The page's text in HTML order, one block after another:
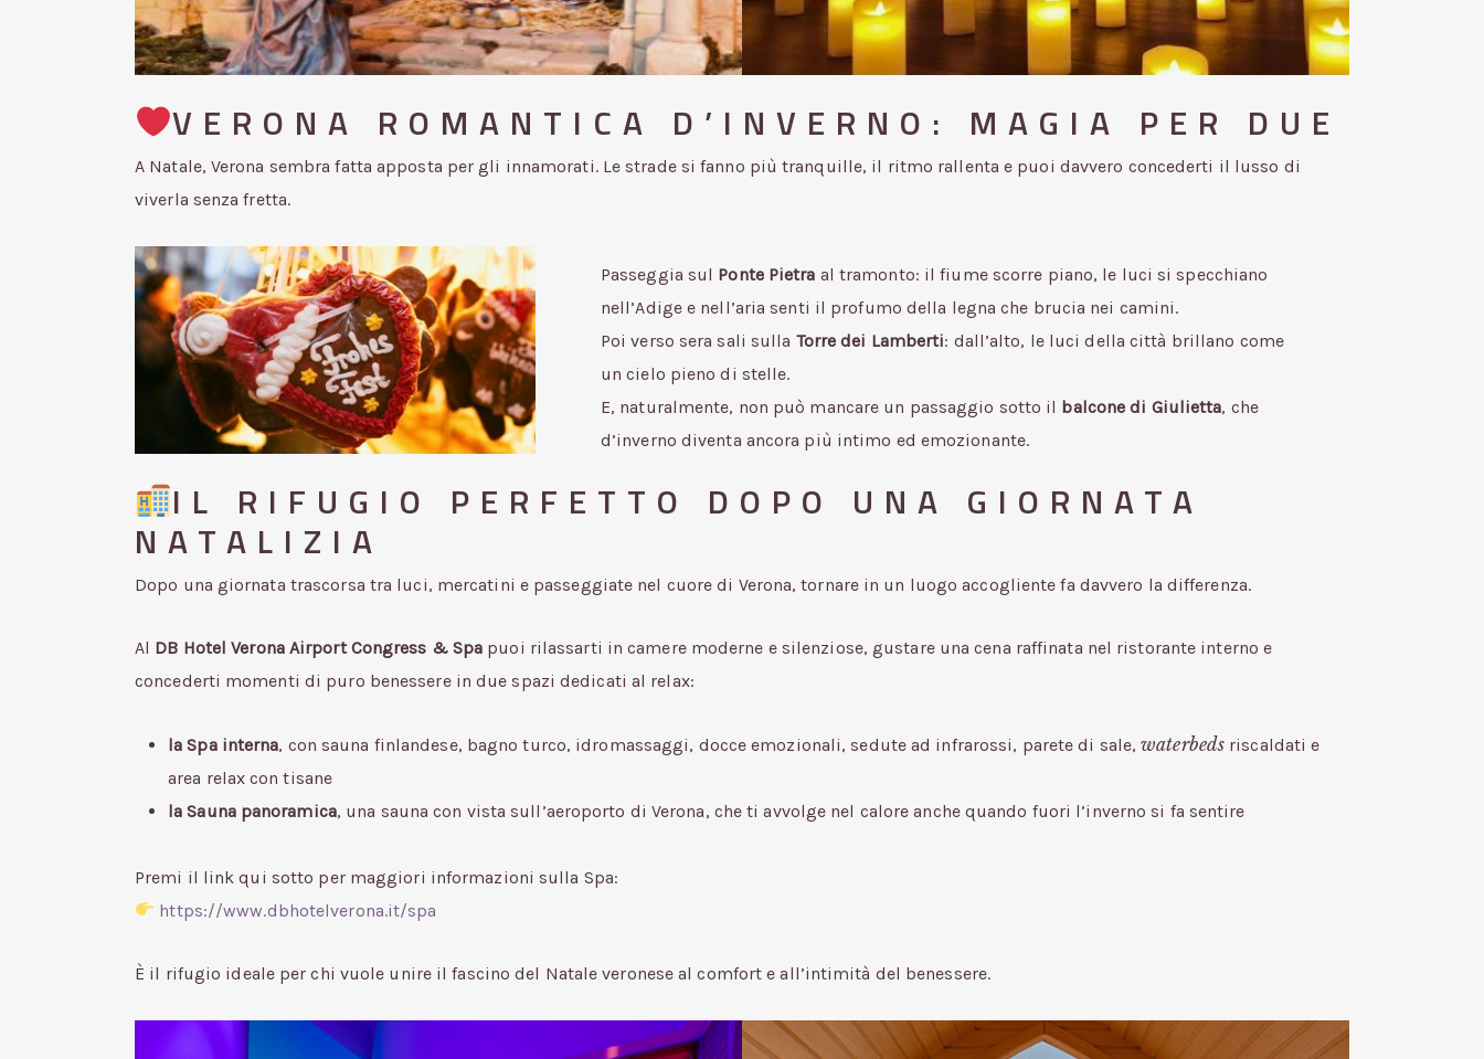
VERONA ROMANTICA D’INVERNO: MAGIA PER DUE
A Natale, Verona sembra fatta apposta per gli innamorati. Le strade si fanno più tranquille, il ritmo rallenta e puoi davvero concederti il lusso di
viverla senza fretta.
Passeggia sul Ponte Pietra al tramonto: il fiume scorre piano, le luci si specchiano
nell’Adige e nell’aria senti il profumo della legna che brucia nei camini.
Poi verso sera sali sulla Torre dei Lamberti: dall’alto, le luci della città brillano come
un cielo pieno di stelle.
E, naturalmente, non può mancare un passaggio sotto il balcone di Giulietta, che
d’inverno diventa ancora più intimo ed emozionante.
IL RIFUGIO PERFETTO DOPO UNA GIORNATA
NATALIZIA
Dopo una giornata trascorsa tra luci, mercatini e passeggiate nel cuore di Verona, tornare in un luogo accogliente fa davvero la differenza.
Al DB Hotel Verona Airport Congress & Spa puoi rilassarti in camere moderne e silenziose, gustare una cena raffinata nel ristorante interno e
concederti momenti di puro benessere in due spazi dedicati al relax:
la Spa interna, con sauna finlandese, bagno turco, idromassaggi, docce emozionali, sedute ad infrarossi, parete di sale,waterbeds riscaldati e
area relax con tisane
la Sauna panoramica, una sauna con vista sull’aeroporto di Verona, che ti avvolge nel calore anche quando fuori l’inverno si fa sentire
Premi il link qui sotto per maggiori informazioni sulla Spa:
https://www.dbhotelverona.it/spa
È il rifugio ideale per chi vuole unire il fascino del Natale veronese al comfort e all’intimità del benessere.